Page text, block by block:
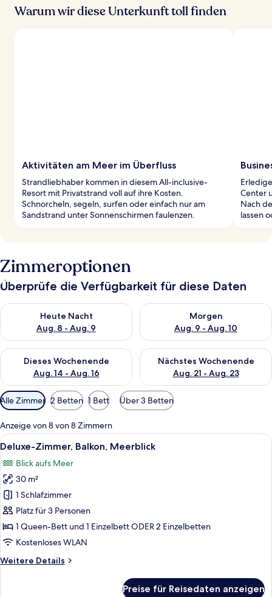
Warum wir diese Unterkunft toll finden
Aktivitäten am Meer im Überfluss
Strandliebhaber kommen in diesem All-inclusive-
Resort mit Privatstrand voll auf ihre Kosten.
Schnorcheln, segeln, surfen oder einfach nur am
Sandstrand unter Sonnenschirmen faulenzen.
Center
Nach
lassen
Zimmeroptionen
Überprüfe die Verfügbarkeit für diese Daten
Heute Nacht
Aug. 8 - Aug. 9
Überprüfe die Verfügbarkeit für heute Nacht, Aug. 8 - Aug. 9.
Morgen
Aug. 9 - Aug. 10
Überprüfe die Verfügbarkeit
Dieses Wochenende
Aug. 14 - Aug. 16
Überprüfe die Verfügbarkeit für dieses Wochenende, Aug. 14
Nächstes Wochenende
Aug. 21 - Aug. 23
Überprüfe die Verfügbarkeit
Verfügbare
Filter
für
Zimmer
Alle Zimmer 2 Betten 1 Bett Über 3 Betten
Anzeige von 8 von 8 Zimmern
Alle
Fotos
für
Deluxe-
Zimmer,
Balkon,
Meerblick
anzeigen
Ein Hotelzimmer mit zwei Betten,
5
Deluxe-Zimmer, Balkon, Meerblick
Blick aufs Meer
30 m²
1 Schlafzimmer
Platz für 3 Personen
1 Queen-Bett und 1 Einzelbett ODER 2 Einzelbetten
Kostenloses WLAN
Weitere Details
Weitere
Preise für Reisedaten anzeigen